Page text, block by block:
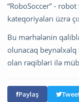
“RoboSoccer” -
kateqoriyaları üzrə
Bu mərhələnin
olunacaq
olan rəqibləri ilə
Paylaş